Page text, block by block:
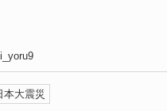
本大震災